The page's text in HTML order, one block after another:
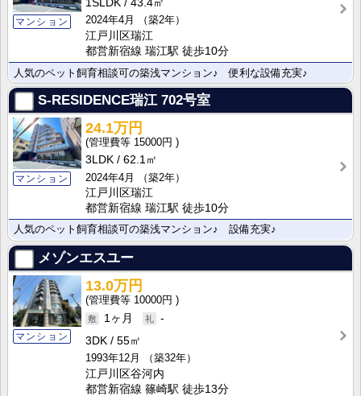
マンション
1SLDK
43.4㎡
2024年4月
（築2年）
江戸川区瑞江
都営新宿線 瑞江駅 徒歩10分
人気のペット飼育相談可の築浅マンション♪ 便利な設備充実♪
S-RESIDENCE瑞江702号室
マンション
24.1万円
15000円
3LDK
62.1㎡
2024年4月
（築2年）
江戸川区瑞江
都営新宿線 瑞江駅 徒歩10分
人気のペット飼育相談可の築浅マンション♪ 設備充実♪
メゾンエスユー
マンション
13.0万円
10000円
1ヶ月
-
3DK
55㎡
1993年12月
（築32年）
江戸川区谷河内
都営新宿線 篠崎駅 徒歩13分